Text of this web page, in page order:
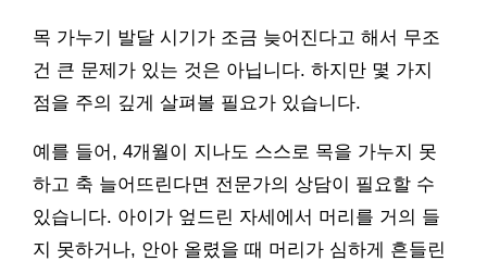
목 가누기 발달 시기가 조금 늦어진다고 해서 무조
건 큰 문제가 있는 것은 아닙니다. 하지만 몇 가지
점을 주의 깊게 살펴볼 필요가 있습니다.
예를 들어, 4개월이 지나도 스스로 목을 가누지 못
하고 축 늘어뜨린다면 전문가의 상담이 필요할 수
있습니다. 아이가 엎드린 자세에서 머리를 거의 들
지 못하거나, 안아 올렸을 때 머리가 심하게 흔들린